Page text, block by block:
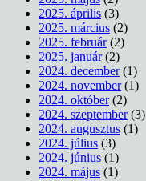
2025. április (3)
2025. március (2)
2025. február(2)
2025. január(2)
2024. december(1)
2024. november(1)
2024. október(2)
2024. szeptember(3)
2024. augusztus (1)
2024. július (3)
2024. június (1)
2024. május (1)